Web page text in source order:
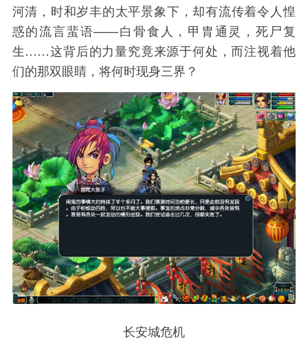
河清，时和岁丰的太平景象下，却有流传着令人惶
惑的流言蜚语——白骨食人，甲胄通灵，死尸复
生……这背后的力量究竟来源于何处，而注视着他
们的那双眼睛，将何时现身三界？
长安城危机